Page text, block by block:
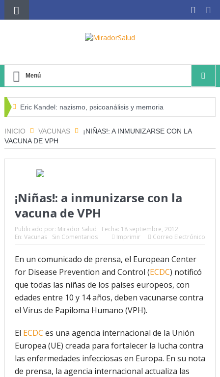
Menú
Eric Kandel: nazismo, psicoanálisis y memoria
El negocio avícola, el déficit energético y la sostenibilidad
de los productores avícolas independientes
numérico?
Serie: Consciencia e Inteligencia Artificial Tercer artículo: El
futuro “ilimitado” de la Inteligencia Artificial
¿Qué sabemos de los alimentos ultraprocesados?
¿Los 20 años de regalo? Parte II
Academia de Ciencias Físicas, Matemáticas y Naturales
(ACFIMAN)
Serie: Consciencia e Inteligencia Artificial. Segundo
artículo: ¿Qué aporta la tradición budista a esta discusión?
¿Los veinte años de regalo?
INICIO VACUNAS
¡NIÑAS!: A INMUNIZARSE CON LA
VACUNA DE VPH
¡Niñas!: a inmunizarse con la
vacuna de VPH
Publicado por: Mirador Salud Fecha: 18 septiembre, 2012
En: Vacunas Sin Comentarios Imprimir Correo Electrónico
En un comunicado de prensa, el European Center
for Disease Prevention and Control (ECDC) notificó
que todas las niñas de los países europeos, con
edades entre 10 y 14 años, deben vacunarse contra
el Virus de Papiloma Humano (VPH).
El ECDC es una agencia internacional de la Unión
Europea (UE) creada para fortalecer la lucha contra
las enfermedades infecciosas en Europa. En su nota
de prensa, la agencia internacional actualiza las